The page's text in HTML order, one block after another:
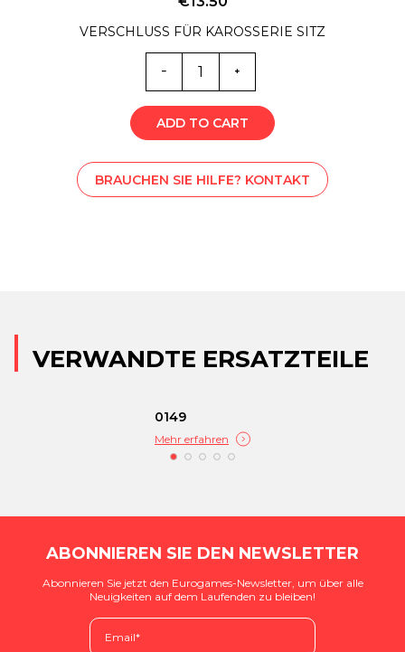
VERSCHLUSS FÜR KAROSSERIE SITZ
6306
Menge
ADD TO CART
BRAUCHEN SIE HILFE? KONTAKT
VERWANDTE ERSATZTEILE
0149
Mehr erfahren
ABONNIEREN SIE DEN NEWSLETTER
Abonnieren Sie jetzt den Eurogames-Newsletter, um über alle
Neuigkeiten auf dem Laufenden zu bleiben!